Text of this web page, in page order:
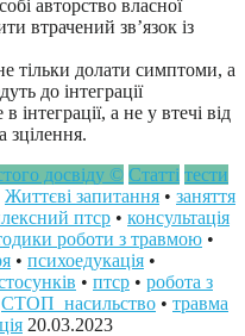
авторство власної
втрачений зв’язок із
тільки долати симптоми, а
до інтеграції
а не у втечі від
зцілення.
досвіду © Статті тести
Життєві запитання • заняття
птср • консультація
роботи з травмою •
• психоедукація •
• птср • робота з
СТОП_насильство • травма
20.03.2023